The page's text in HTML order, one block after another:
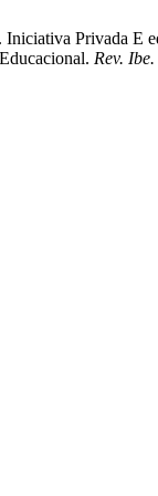
Privada E
Rev.